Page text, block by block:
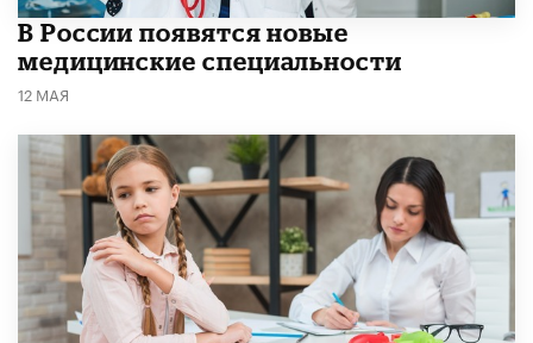
В России появятся новые
медицинские специальности
12 МАЯ